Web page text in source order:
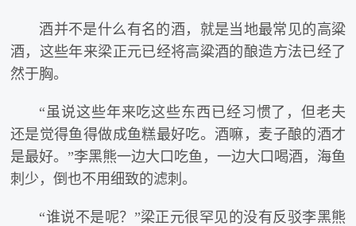
酒并不是什么有名的酒，就是当地最常见的高粱
酒，这些年来梁正元已经将高粱酒的酿造方法已经了
然于胸。
“虽说这些年来吃这些东西已经习惯了，但老夫
还是觉得鱼得做成鱼糕最好吃。酒嘛，麦子酿的酒才
是最好。”李黑熊一边大口吃鱼，一边大口喝酒，海鱼
刺少，倒也不用细致的滤刺。
“谁说不是呢？”梁正元很罕见的没有反驳李黑熊